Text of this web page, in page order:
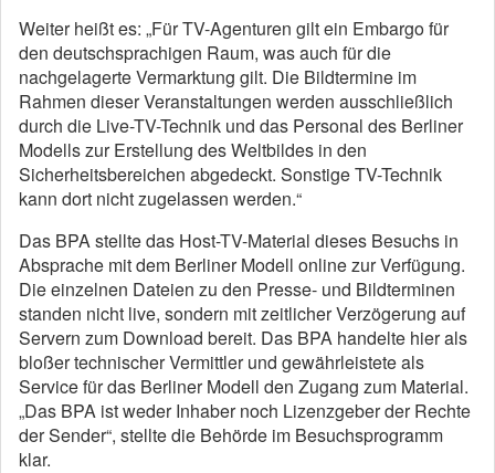
Weiter heißt es: „Für TV-Agenturen gilt ein Embargo für
den deutschsprachigen Raum, was auch für die
nachgelagerte Vermarktung gilt. Die Bildtermine im
Rahmen dieser Veranstaltungen werden ausschließlich
durch die Live-TV-Technik und das Personal des Berliner
Modells zur Erstellung des Weltbildes in den
Sicherheitsbereichen abgedeckt. Sonstige TV-Technik
kann dort nicht zugelassen werden.“
Das BPA stellte das Host-TV-Material dieses Besuchs in
Absprache mit dem Berliner Modell online zur Verfügung.
Die einzelnen Dateien zu den Presse- und Bildterminen
standen nicht live, sondern mit zeitlicher Verzögerung auf
Servern zum Download bereit. Das BPA handelte hier als
bloßer technischer Vermittler und gewährleistete als
Service für das Berliner Modell den Zugang zum Material.
„Das BPA ist weder Inhaber noch Lizenzgeber der Rechte
der Sender“, stellte die Behörde im Besuchsprogramm
klar.